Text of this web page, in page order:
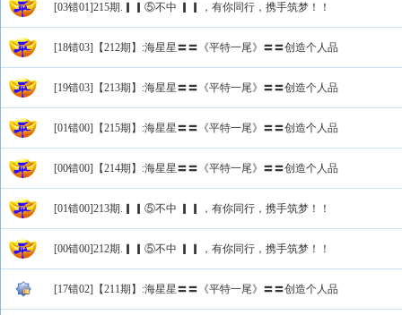
[03错01]215期.▎▎⑤不中 ▎▎，有你同行，携手筑梦！！
[18错03]【212期】:海星星〓〓《平特一尾》〓〓创造个人品
[19错03]【213期】:海星星〓〓《平特一尾》〓〓创造个人品
[01错00]【215期】:海星星〓〓《平特一尾》〓〓创造个人品
[00错00]【214期】:海星星〓〓《平特一尾》〓〓创造个人品
[01错00]213期.▎▎⑤不中 ▎▎，有你同行，携手筑梦！！
[00错00]212期.▎▎⑤不中 ▎▎，有你同行，携手筑梦！！
[17错02]【211期】:海星星〓〓《平特一尾》〓〓创造个人品